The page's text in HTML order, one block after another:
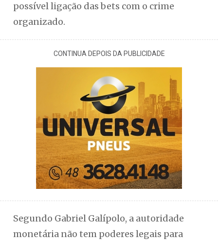
possível ligação das bets com o crime
organizado.
CONTINUA DEPOIS DA PUBLICIDADE
Segundo Gabriel Galípolo, a autoridade
monetária não tem poderes legais para